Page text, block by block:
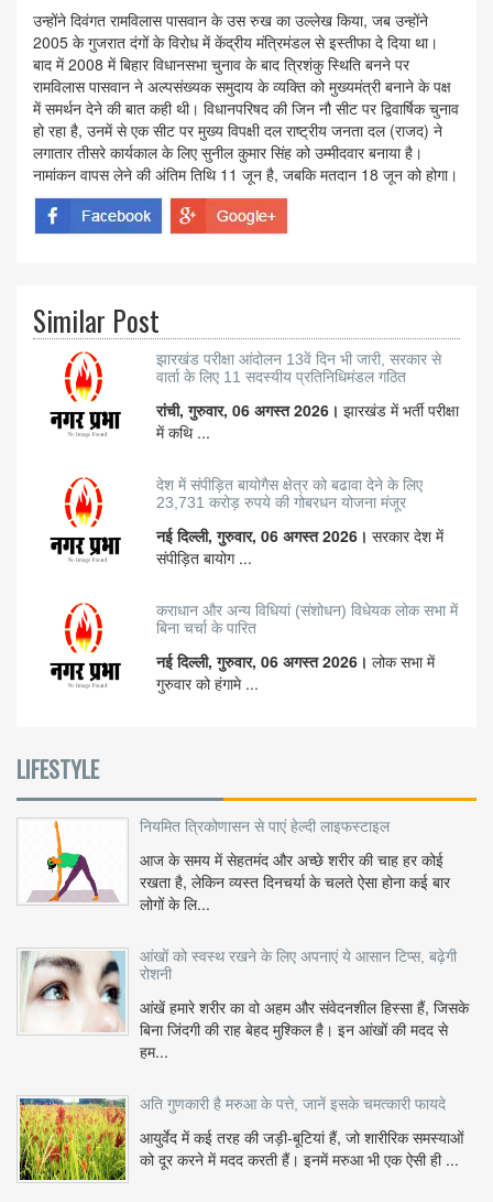
उन्होंने दिवंगत रामविलास पासवान के उस रुख का उल्लेख किया, जब उन्होंने
2005 के गुजरात दंगों के विरोध में केंद्रीय मंत्रिमंडल से इस्तीफा दे दिया था।
बाद में 2008 में बिहार विधानसभा चुनाव के बाद त्रिशंकु स्थिति बनने पर
रामविलास पासवान ने अल्पसंख्यक समुदाय के व्यक्ति को मुख्यमंत्री बनाने के पक्ष
में समर्थन देने की बात कही थी। विधानपरिषद की जिन नौ सीट पर द्विवार्षिक चुनाव
हो रहा है, उनमें से एक सीट पर मुख्य विपक्षी दल राष्ट्रीय जनता दल (राजद) ने
लगातार तीसरे कार्यकाल के लिए सुनील कुमार सिंह को उम्मीदवार बनाया है।
नामांकन वापस लेने की अंतिम तिथि 11 जून है, जबकि मतदान 18 जून को होगा।
Similar Post
झारखंड परीक्षा आंदोलन 13वें दिन भी जारी, सरकार से
वार्ता के लिए 11 सदस्यीय प्रतिनिधिमंडल गठित
रांची, गुरुवार, 06 अगस्त 2026। झारखंड में भर्ती परीक्षा
में कथि ...
देश में संपीड़ित बायोगैस क्षेत्र को बढावा देने के लिए
23,731 करोड़ रुपये की गोबरधन योजना मंजूर
नई दिल्ली, गुरुवार, 06 अगस्त 2026। सरकार देश में
संपीड़ित बायोग ...
कराधान और अन्य विधियां (संशोधन) विधेयक लोक सभा में
बिना चर्चा के पारित
नई दिल्ली, गुरुवार, 06 अगस्त 2026। लोक सभा में
गुरुवार को हंगामे ...
LIFESTYLE
नियमित त्रिकोणासन से पाएं हेल्दी लाइफस्टाइल
आज के समय में सेहतमंद और अच्छे शरीर की चाह हर कोई
रखता है, लेकिन व्यस्त दिनचर्या के चलते ऐसा होना कई बार
लोगों के लि...
आंखों को स्वस्थ रखने के लिए अपनाएं ये आसान टिप्स, बढ़ेगी
रोशनी
आंखें हमारे शरीर का वो अहम और संवेदनशील हिस्सा हैं, जिसके
बिना जिंदगी की राह बेहद मुश्किल है। इन आंखों की मदद से
हम...
अति गुणकारी है मरुआ के पत्ते, जानें इसके चमत्कारी फायदे
आयुर्वेद में कई तरह की जड़ी-बूटियां हैं, जो शारीरिक समस्याओं
को दूर करने में मदद करती हैं। इनमें मरुआ भी एक ऐसी ही ...